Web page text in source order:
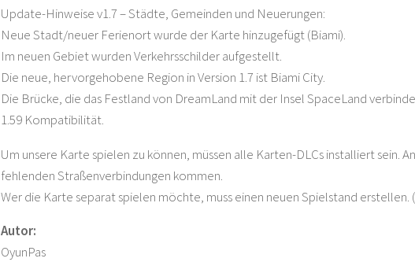
Update-Hinweise v1.7 – Städte, Gemeinden und Neuerungen:
Neue Stadt/neuer Ferienort wurde der Karte hinzugefügt (Biami).
Im neuen Gebiet wurden Verkehrsschilder aufgestellt.
Die neue, hervorgehobene Region in Version 1.7 ist Biami City.
Die Brücke, die das Festland von DreamLand mit der Insel SpaceLand
1.59 Kompatibilität.
Um unsere Karte spielen zu können, müssen alle Karten-DLCs installiert sein.
fehlenden Straßenverbindungen kommen.
Wer die Karte separat spielen möchte, muss einen neuen Spielstand
Autor:
OyunPas